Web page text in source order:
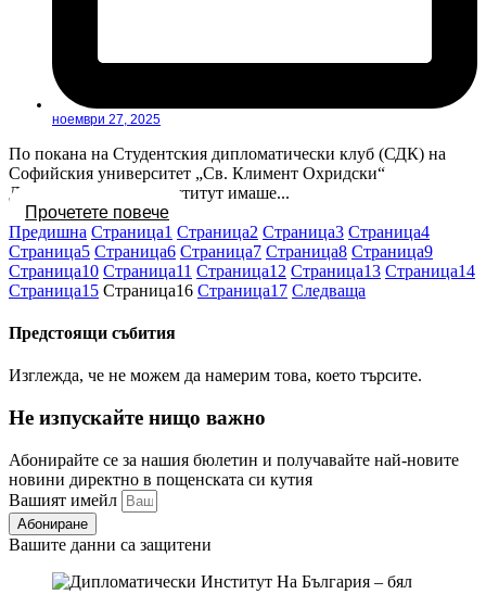
ноември 27, 2025
По покана на Студентския дипломатически клуб (СДК) на
Софийския университет „Св. Климент Охридски“
Дипломатическият институт имаше...
Прочетете повече
Предишна Страница1 Страница2 Страница3 Страница4
Страница5 Страница6 Страница7 Страница8 Страница9
Страница10 Страница11 Страница12 Страница13 Страница14
Страница15 Страница16 Страница17 Следваща
Предстоящи събития
Изглежда, че не можем да намерим това, което търсите.
Не изпускайте нищо важно
Абонирайте се за нашия бюлетин и получавайте най-новите
новини директно в пощенската си кутия
Вашият имейл
Абониране
Вашите данни са защитени